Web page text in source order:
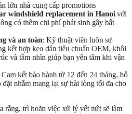
lớn nhà cung cấp promotions
windshield replacement in Hanoi với
có thêm chi phí phát sinh gây bất
và an toàn: Kỹ thuật viên luôn sử
kết hợp keo dán tiêu chuẩn OEM, khôi
và tầm nhìn giúp bạn yên tâm khi vận
Cam kết bảo hành từ 12 đến 24 tháng, hỗ
đặt nhằm mang lại sự hài lòng tối đa cho
rằng, trì hoãn việc xử lý vết nứt sẽ làm